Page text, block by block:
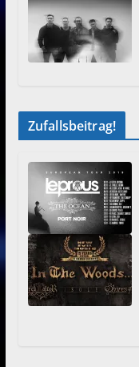
Zufallsbeitrag!